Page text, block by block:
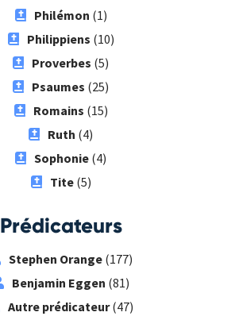
Philémon (1)
Philippiens (10)
Proverbes (5)
Psaumes (25)
Romains (15)
Ruth (4)
Sophonie (4)
Tite(5)
Prédicateurs
Stephen Orange(177)
Benjamin Eggen (81)
Autre prédicateur(47)